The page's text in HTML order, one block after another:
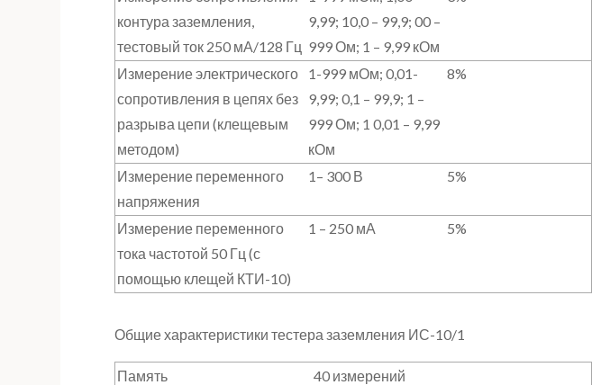
контура заземления,
тестовый ток 250 мА/128 Гц
9,99; 10,0 – 99,9; 00 –
999 Ом; 1 – 9,99 кОм
Измерение электрического
сопротивления в цепях без
разрыва цепи (клещевым
методом)
1-999 мОм; 0,01-
9,99; 0,1 – 99,9; 1 –
999 Ом; 1 0,01 – 9,99
кОм
8%
Измерение переменного
напряжения
1– 300 В 5%
Измерение переменного
тока частотой 50 Гц (с
помощью клещей КТИ-10)
1 – 250 мА 5%
Общие характеристики тестера заземления ИС-10/1
Память
40 измерений